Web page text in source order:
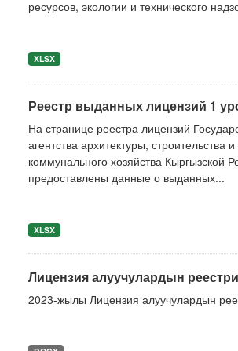
ресурсов, экологии и технического
XLSX
Реестр выданных лицензий 1
На странице реестра лицензий
агентства архитектуры, строительства
коммунального хозяйства Кыргызской
предоставлены данные о выданных...
XLSX
Лицензия алуучулардын реестри
2023-жылы Лицензия алуучулардын